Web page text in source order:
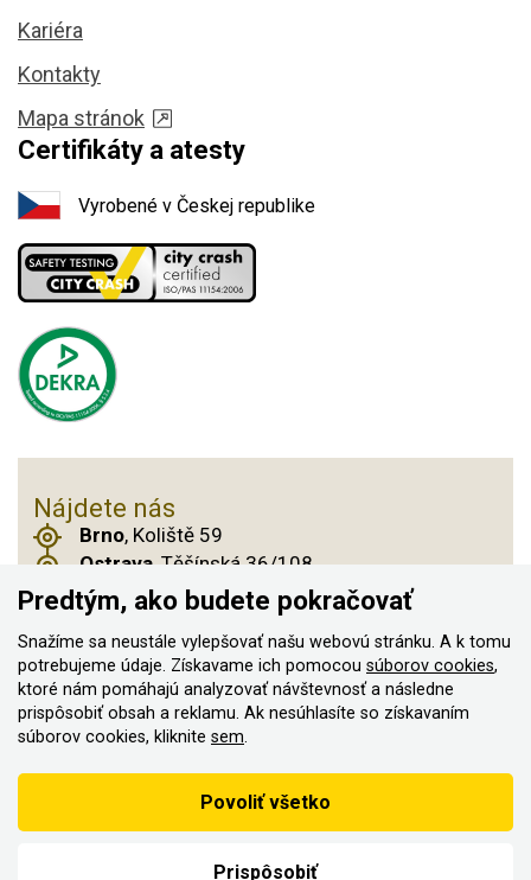
Kariéra
Kontakty
Mapa stránok
Certifikáty a atesty
Vyrobené v Českej republike
Nájdete nás
Brno, Koliště 59
Ostrava, Těšínská 36/108
Praha 14, Českobrodská 901
© 2011–2026 ASN Hakr Brno. Všetky práva
vyhradené
Vytvorilo
Podľa zákona o evidencii tržieb je predávajúci povinný vystaviť
line; v prípade technického výpadku potom najneskôr do 48 hodín.
Predtým, ako budete pokračovať
Snažíme sa neustále vylepšovať našu webovú stránku. A k tomu
potrebujeme údaje. Získavame ich pomocou súborov cookies,
ktoré nám pomáhajú analyzovať návštevnosť a následne
prispôsobiť obsah a reklamu. Ak nesúhlasíte so získavaním
súborov cookies, kliknite sem.
Prispôsobiť
Povoliť všetko